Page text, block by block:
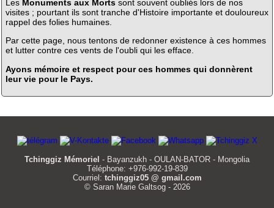
Les Monuments aux Mortssont souvent oubliés lors de nos
visites ; pourtant ils sont tranche d'Histoire importante et douloureux
rappel des folies humaines.
Par cette page, nous tentons de redonner existence à ces hommes
et lutter contre ces vents de l'oubli qui les efface.
Ayons mémoire et respect pour ces hommes qui donnèrent
leur vie pour le Pays.
Tchinggiz Mémoriel - Bayanzukh - OULAN-BATOR - Mongolia
Téléphone: +976-992-19-839
Courriel: tchinggiz05 @ gmail.com
© Saran Marie Galtsog - 2026